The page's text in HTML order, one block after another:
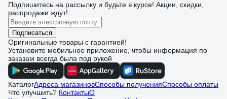
Подпишитесь на рассылку и будьте в курсе! Акции, скидки,
распродажи ждут!
Подписаться
Оригинальные товары с гарантией!
Установите мобильное приложение, чтобы информация по
заказам всегда была под рукой
КаталогАдреса магазиновСпособы полученияСпособы оплаты
Что улучшить? КонтактыО